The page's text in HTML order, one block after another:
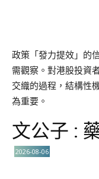
政策「發力提效」的
需觀察。對港股投資
交織的過程，結構性
為重要。
文公子 :
2026-08-06